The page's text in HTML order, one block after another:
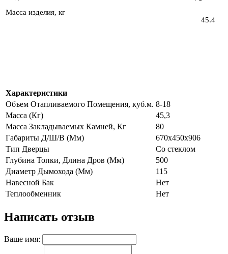
Масса изделия, кг
45.4
Характеристики
Объем Отапливаемого Помещения, куб.м. 8-18
Масса (Кг)
45,3
Масса Закладываемых Камней, Кг
80
Габариты Д/Ш/В (Мм)
670x450x906
Тип Дверцы
Со стеклом
Глубина Топки, Длина Дров (Мм)
500
Диаметр Дымохода (Мм)
115
Навесной Бак
Нет
Теплообменник
Нет
Написать отзыв
Ваше имя: